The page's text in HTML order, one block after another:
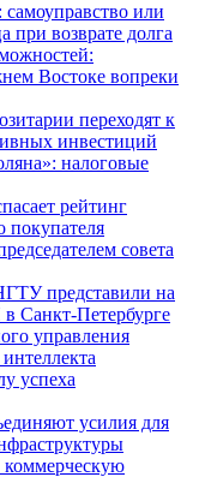
или
при возврате долга
Востоке вопреки
переходят к
инвестиций
налоговые
рейтинг
покупателя
совета
представили на
Санкт-Петербурге
управления
успеха
усилия для
коммерческую